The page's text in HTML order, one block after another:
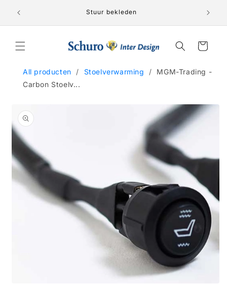
naar de
Stuur bekleden
Winkelwagen
All producten / Stoelverwarming /
MGM-Trading -
Carbon Stoelv...